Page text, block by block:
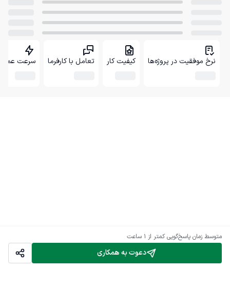
دعوت به همکاری
متوسط زمان پاسخ‌گویی کمتر از 1 ساعت
نرخ موفقیت در پروژه‌ها کیفیت کار تعامل با کارفرما سرعت عمل